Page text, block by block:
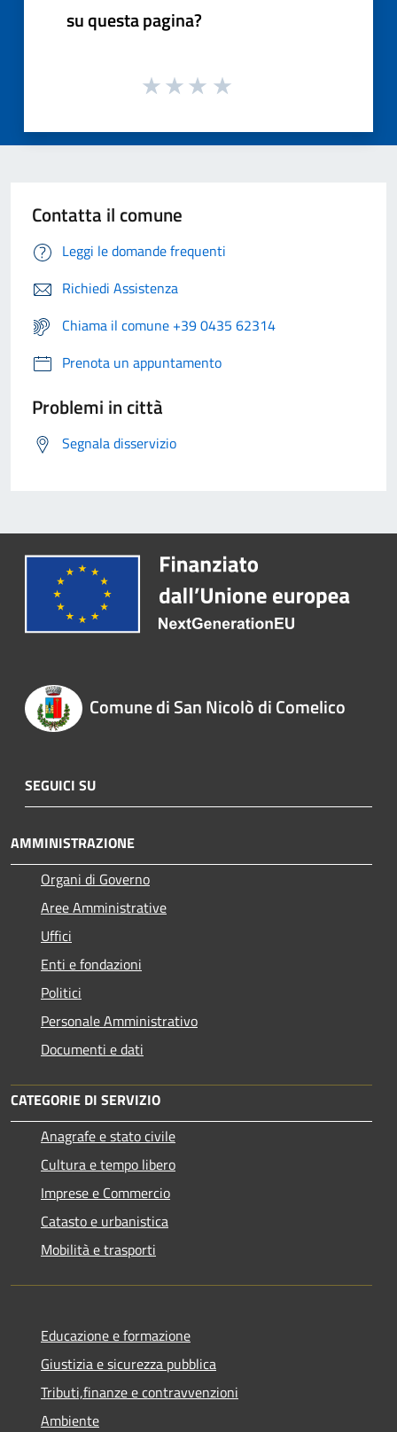
su questa pagina?
Contatta il comune
Leggi le domande frequenti
Richiedi Assistenza
Chiama il comune +39 0435 62314
Prenota un appuntamento
Problemi in città
Segnala disservizio
Comune di San Nicolò di Comelico
SEGUICI SU
AMMINISTRAZIONE
Organi di Governo
Aree Amministrative
Uffici
Enti e fondazioni
Politici
Personale Amministrativo
Documenti e dati
CATEGORIE DI SERVIZIO
Anagrafe e stato civile
Cultura e tempo libero
Imprese e Commercio
Catasto e urbanistica
Mobilità e trasporti
Educazione e formazione
Giustizia e sicurezza pubblica
Tributi,finanze e contravvenzioni
Ambiente